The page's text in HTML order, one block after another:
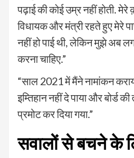
पढ़ाई की कोई उम्र नहीं होती.
विधायक और मंत्री रहते हुए मेरे
नहीं हो पाई थी, लेकिन मुझे अब
करना चाहिए.”
“साल 2021 में मैंने नामांकन
इम्तिहान नहीं दे पाया और बोर्ड
प्रमोट कर दिया गया.”
सवालों से बचने के